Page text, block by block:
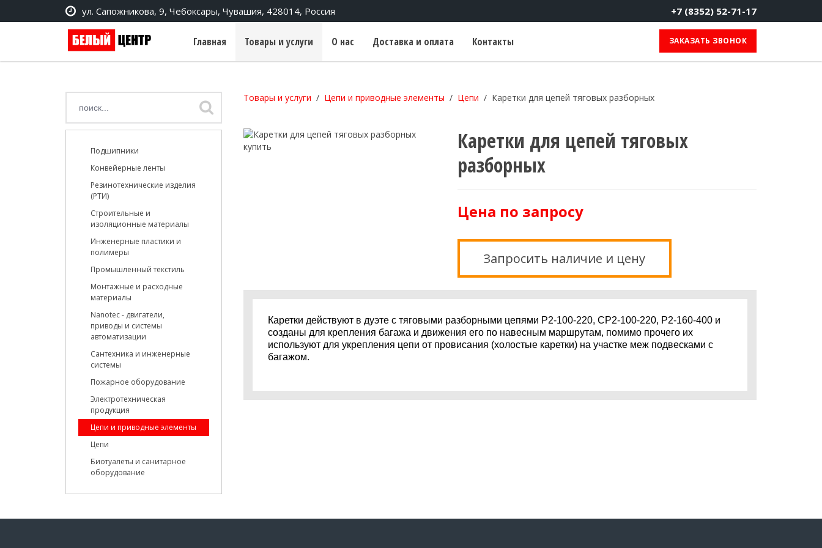
ул. Сапожникова, 9, Чебоксары, Чувашия, 428014, Россия +7 (8352) 52-71-17
Главная Товары и услуги О нас Доставка и оплата Контакты ЗАКАЗАТЬ ЗВОНОК
Подшипники
Конвейерные ленты
Резинотехнические изделия
(РТИ)
Строительные и
изоляционные материалы
Инженерные пластики и
полимеры
Промышленный текстиль
Монтажные и расходные
материалы
Nanotec - двигатели,
приводы и системы
автоматизации
Сантехника и инженерные
системы
Пожарное оборудование
Электротехническая
продукция
Цепи и приводные элементы
Цепи
Биотуалеты и санитарное
оборудование
Товары и услуги Цепи и приводные элементы Цепи Каретки для цепей тяговых разборных
Каретки для цепей тяговых
разборных
Цена по запросу
Запросить наличие и цену
Каретки действуют в дуэте с тяговыми разборными цепями Р2-100-220, СР2-100-220, Р2-160-400 и
созданы для крепления багажа и движения его по навесным маршрутам, помимо прочего их
используют для укрепления цепи от провисания (холостые каретки) на участке меж подвесками с
багажом.